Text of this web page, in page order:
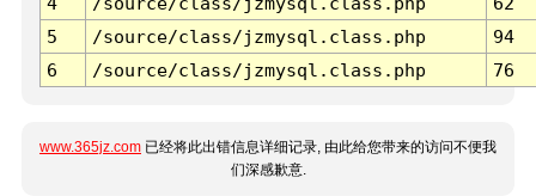
5
/source/class/jzmysql.class.php
94
6
/source/class/jzmysql.class.php 76
www.365jz.com 已经将此出错信息详细记录, 由此给您带来的访问不便我
们深感歉意.